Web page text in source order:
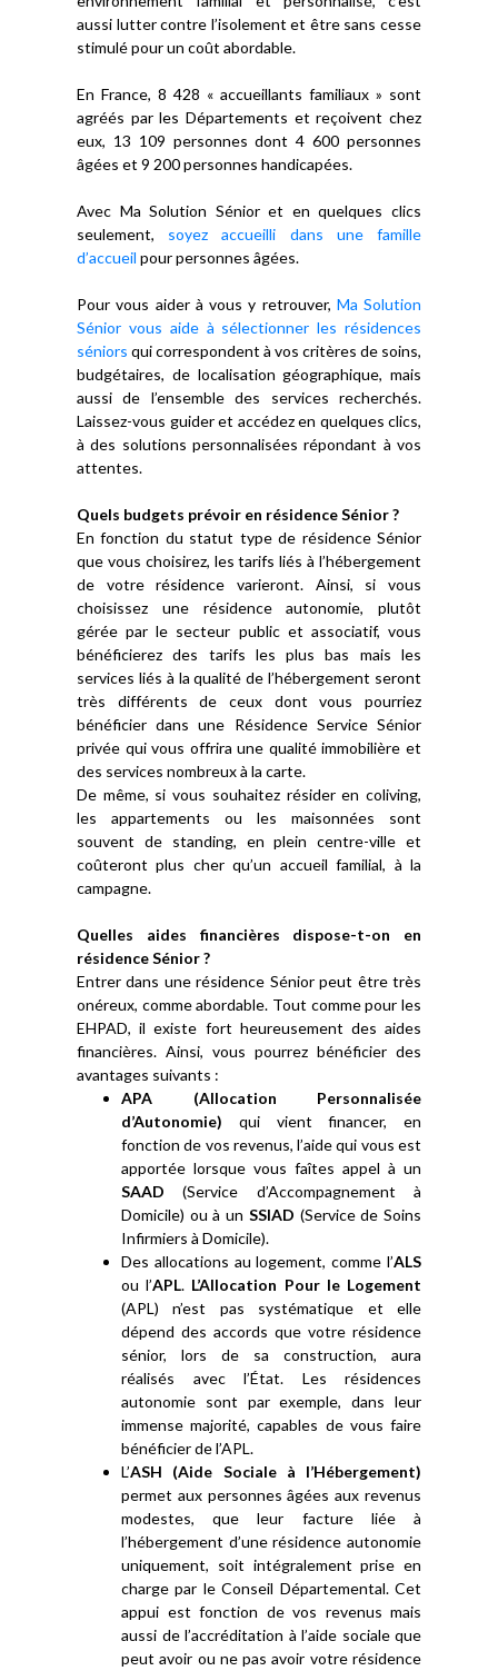
aussi lutter contre l’isolement et être sans cesse
stimulé pour un coût abordable.
En France, 8 428 « accueillants familiaux » sont
agréés par les Départements et reçoivent chez
eux, 13 109 personnes dont 4 600 personnes
âgées et 9 200 personnes handicapées.
Avec Ma Solution Sénior et en quelques clics
seulement, soyez accueilli dans une famille
d’accueil pour personnes âgées.
Pour vous aider à vous y retrouver, Ma Solution
Sénior vous aide à sélectionner les résidences
séniors qui correspondent à vos critères de soins,
budgétaires, de localisation géographique, mais
aussi de l’ensemble des services recherchés.
Laissez-vous guider et accédez en quelques clics,
à des solutions personnalisées répondant à vos
attentes.
Quels budgets prévoir en résidence Sénior ?
En fonction du statut type de résidence Sénior
que vous choisirez, les tarifs liés à l’hébergement
de votre résidence varieront. Ainsi, si vous
choisissez une résidence autonomie, plutôt
gérée par le secteur public et associatif, vous
bénéficierez des tarifs les plus bas mais les
services liés à la qualité de l’hébergement seront
très différents de ceux dont vous pourriez
bénéficier dans une Résidence Service Sénior
privée qui vous offrira une qualité immobilière et
des services nombreux à la carte.
De même, si vous souhaitez résider en coliving,
les appartements ou les maisonnées sont
souvent de standing, en plein centre-ville et
coûteront plus cher qu’un accueil familial, à la
campagne.
Quelles aides financières dispose-t-on en
résidence Sénior ?
Entrer dans une résidence Sénior peut être très
onéreux, comme abordable. Tout comme pour les
EHPAD, il existe fort heureusement des aides
financières. Ainsi, vous pourrez bénéficier des
avantages suivants :
APA (Allocation Personnalisée
d’Autonomie) qui vient financer, en
fonction de vos revenus, l’aide qui vous est
apportée lorsque vous faîtes appel à un
SAAD (Service d’Accompagnement à
Domicile) ou à un SSIAD (Service de Soins
Infirmiers à Domicile).
Des allocations au logement, comme l’ALS
ou l’APL. L’Allocation Pour le Logement
(APL) n’est pas systématique et elle
dépend des accords que votre résidence
sénior, lors de sa construction, aura
réalisés avec l’État. Les résidences
autonomie sont par exemple, dans leur
immense majorité, capables de vous faire
bénéficier de l’APL.
L’ASH (Aide Sociale à l’Hébergement)
permet aux personnes âgées aux revenus
modestes, que leur facture liée à
l’hébergement d’une résidence autonomie
uniquement, soit intégralement prise en
charge par le Conseil Départemental. Cet
appui est fonction de vos revenus mais
aussi de l’accréditation à l’aide sociale que
peut avoir ou ne pas avoir votre résidence